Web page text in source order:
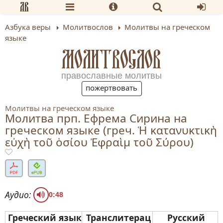
Азбука веры Молитвослов
Молитвы на греческом
языке
МОЛИТВОСЛОВ
православные молитвы
пожертвовать
Молитвы на греческом языке
Молитва прп. Ефрема Сирина на
греческом языке (греч. Ἡ κατανυκτικὴ
εὐχὴ τοῦ ὁσίου Ἐφραὶμ τοῦ Σύρου)
Аудио: 0:48
Греческий язык Транслитерац
Русский